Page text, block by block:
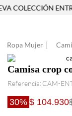
COLECCIÓN
Ropa Mujer
Camisa crop
Referencia: CAM-
30% $ 104.930